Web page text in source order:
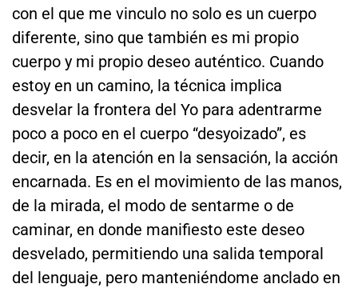
con el que me vinculo no solo es un cuerpo
diferente, sino que también es mi propio
cuerpo y mi propio deseo auténtico. Cuando
estoy en un camino, la técnica implica
desvelar la frontera del Yo para adentrarme
poco a poco en el cuerpo “desyoizado”, es
decir, en la atención en la sensación, la acción
encarnada. Es en el movimiento de las manos,
de la mirada, el modo de sentarme o de
caminar, en donde manifiesto este deseo
desvelado, permitiendo una salida temporal
del lenguaje, pero manteniéndome anclado en